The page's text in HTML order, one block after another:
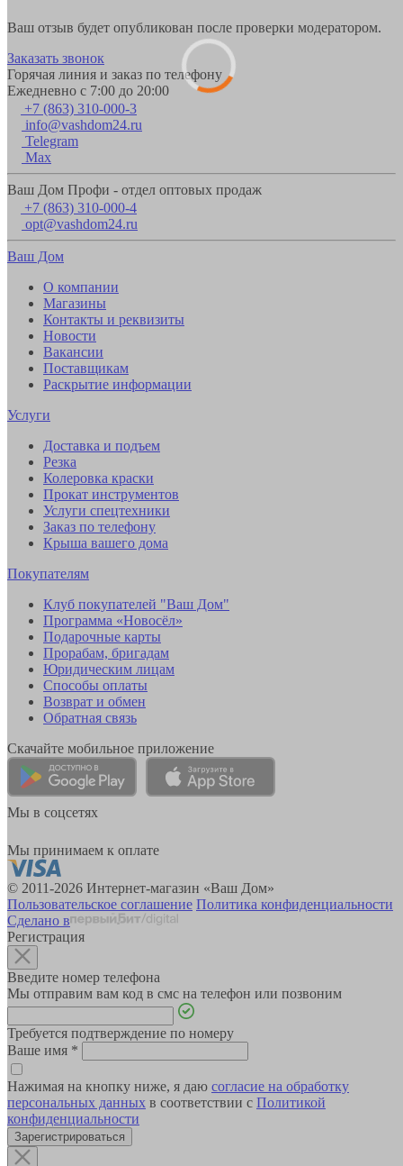
Ваш отзыв будет опубликован после проверки модератором.
Заказать звонок
Горячая линия и заказ по телефону
Ежедневно с 7:00 до 20:00
+7 (863) 310-000-3
info@vashdom24.ru
Telegram
Max
Ваш Дом Профи - отдел оптовых продаж
+7 (863) 310-000-4
opt@vashdom24.ru
Ваш Дом
О компании
Магазины
Контакты и реквизиты
Новости
Вакансии
Поставщикам
Раскрытие информации
Услуги
Доставка и подъем
Резка
Колеровка краски
Прокат инструментов
Услуги спецтехники
Заказ по телефону
Крыша вашего дома
Покупателям
Клуб покупателей "Ваш Дом"
Программа «Новосёл»
Подарочные карты
Прорабам, бригадам
Юридическим лицам
Способы оплаты
Возврат и обмен
Обратная связь
Скачайте мобильное приложение
Мы в соцсетях
Мы принимаем к оплате
© 2011-2026 Интернет-магазин «Ваш Дом»
Пользовательское соглашение Политика конфиденциальности
Сделано в
Регистрация
Введите номер телефона
Мы отправим вам код в смс на телефон или позвоним
Требуется подтверждение по номеру
Ваше имя *
Нажимая на кнопку ниже, я даю согласие на обработку
персональных данных в соответствии с Политикой
конфиденциальности
Зарегистрироваться